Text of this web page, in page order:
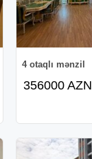
4 otaqlı mənzil
356000 AZN